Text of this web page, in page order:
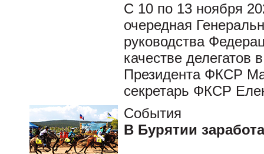
С 10 по 13 ноября
очередная
руководства
качестве делегатов
Президента ФКСР
секретарь ФКСР
События
В Бурятии